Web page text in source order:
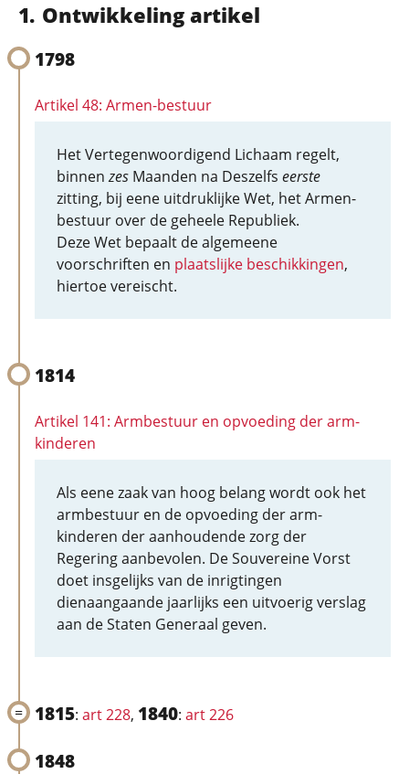
Ontwikkeling artikel
1798
Artikel 48: Armen-bestuur
Het Vertegenwoordigend Lichaam regelt,
binnenzes Maanden na Deszelfs eerste
zitting, bij eene uitdruklijke Wet, het Armen-
bestuur over de geheele Republiek.
Deze Wet bepaalt de algemeene
voorschriften en plaatslijke beschikkingen,
hiertoe vereischt.
1814
Artikel 141: Armbestuur en opvoeding der arm-
kinderen
Als eene zaak van hoog belang wordt ook het
armbestuur en de opvoeding der arm-
kinderen der aanhoudende zorg der
Regering aanbevolen. De Souvereine Vorst
doet insgelijks van de inrigtingen
dienaangaande jaarlijks een uitvoerig verslag
aan de Staten Generaal geven.
1815: art 228, 1840: art 226
1848